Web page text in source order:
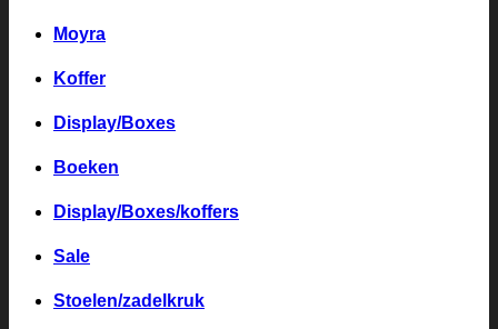
Moyra
Koffer
Display/Boxes
Boeken
Display/Boxes/koffers
Sale
Stoelen/zadelkruk